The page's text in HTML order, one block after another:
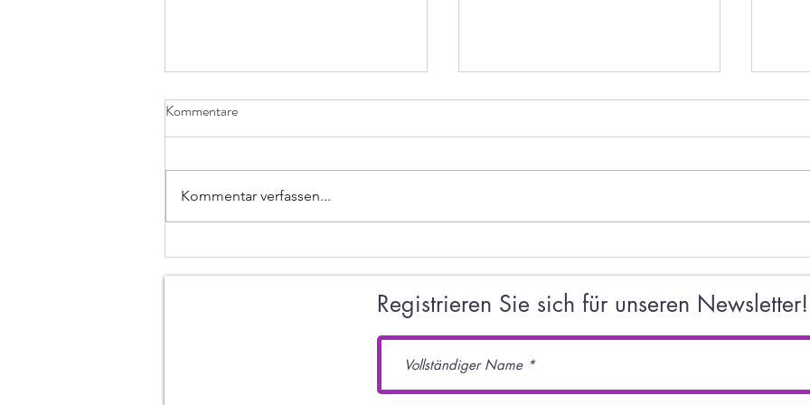
U10-weiblich und U10-männlich
begeistern bei den diesjährigen
bayerischen Mini Masters🏆🥇🥈
Unsere U16 Jungs gewinnen
souverän das
Bayernligaqualifikationsturnier
Kommentare
Kommentar verfassen...
Registrieren Sie sich für unseren Newsletter!